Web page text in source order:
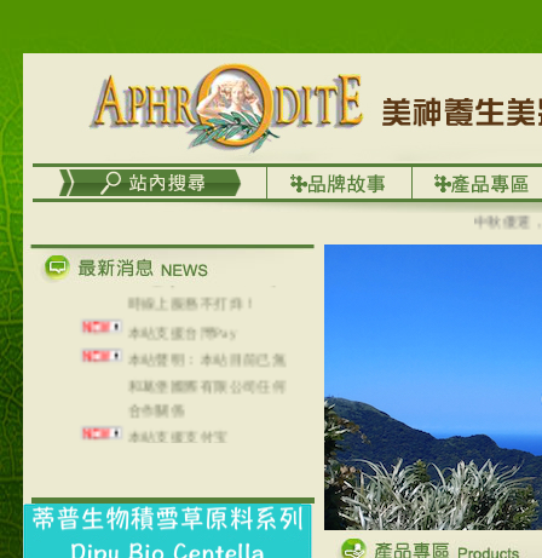
中秋優選，大
在外租屋者、居住處無管
理員、不方便在工作地點
取件者，歡迎多多使用
【郵局i郵箱】的服務喔～
【i郵箱】設立的地點，請
進入內頁連結～
Line@aphrodite2020 24小
時線上服務不打烊！
本站支援台灣Pay
本站聲明：本站目前已無
和葛堡國際有限公司任何
合作關係
本站支援支付宝
2017年1月1日起，中国大